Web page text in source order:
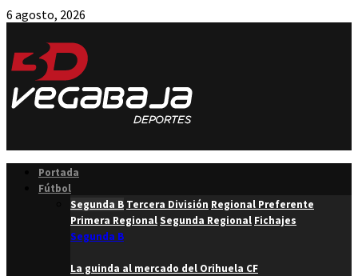
6 agosto, 2026
Portada
Fútbol
Segunda B Tercera División Regional Preferente
Primera RegionalSegunda Regional Fichajes
Segunda B
La guinda al mercado del Orihuela CF